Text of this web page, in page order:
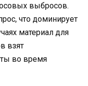
выбросов.
что доминирует
материал для
взят
во время